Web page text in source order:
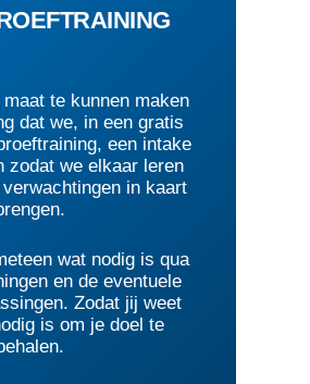
te kunnen maken
dat we, in een gratis
een intake
zodat we elkaar leren
in kaart
wat nodig is qua
en de eventuele
Zodat jij weet
is om je doel te